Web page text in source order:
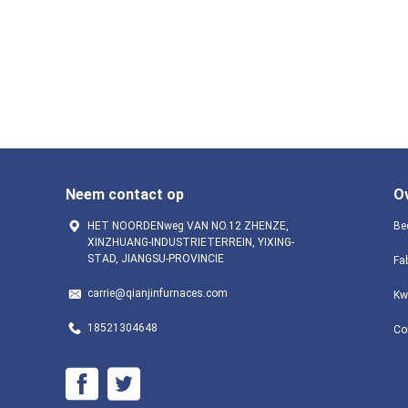
Neem contact op
HET NOORDENweg VAN NO.12 ZHENZE,
XINZHUANG-INDUSTRIETERREIN, YIXING-
STAD, JIANGSU-PROVINCIE
carrie@qianjinfurnaces.com
18521304648